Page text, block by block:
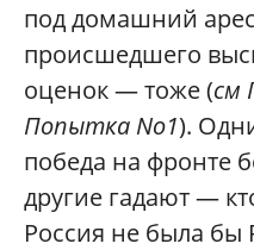
под домашний
происшедшего
оценок — тоже (см
Попытка No1).
победа на фронте
другие гадают —
Россия не была бы